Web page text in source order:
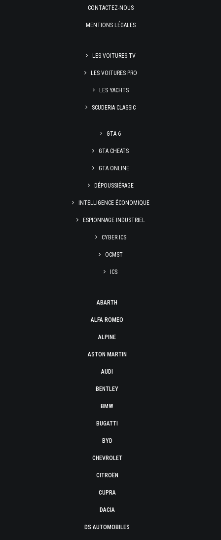
CONTACTEZ-NOUS
MENTIONS LÉGALES
LES VOITURES TV
LES VOITURES PRO
LES YACHTS
SCUDERIA CLASSIC
GTA 6
GTA CHEATS
GTA ONLINE
DÉPOUSSIÉRAGE
INTELLIGENCE ÉCONOMIQUE
ESPIONNAGE INDUSTRIEL
CYBER ICS
OCMST
ICS
ABARTH
ALFA ROMEO
ALPINE
ASTON MARTIN
AUDI
BENTLEY
BMW
BUGATTI
BYD
CHEVROLET
CITROËN
CUPRA
DACIA
DS AUTOMOBILES